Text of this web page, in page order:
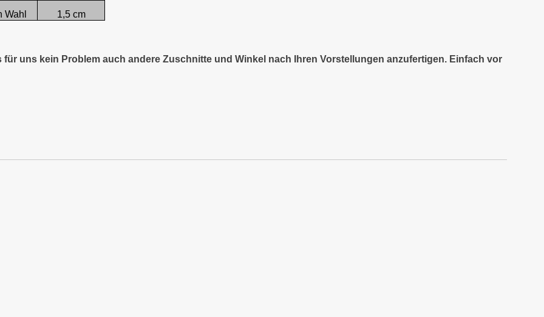
Wahl 1,5 cm
uns kein Problem auch andere Zuschnitte und Winkel nach Ihren Vorstellungen anzufertigen. Einfach vor